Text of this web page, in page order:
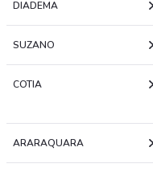
DIADEMA
SUZANO
COTIA
ARARAQUARA